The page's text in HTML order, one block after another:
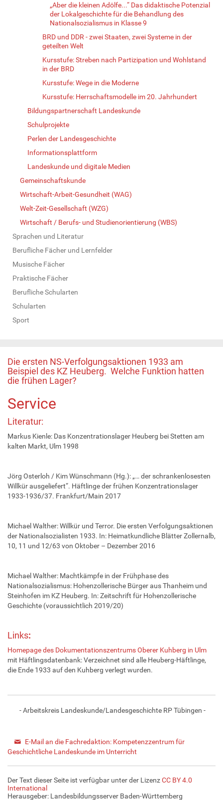
„Aber die kleinen Adölfe...“ Das didaktische Potenzial
der Lokalgeschichte für die Behandlung des
Nationalsozialismus in Klasse 9
BRD und DDR - zwei Staaten, zwei Systeme in der
geteilten Welt
Kursstufe: Streben nach Partizipation und Wohlstand
in der BRD
Kursstufe: Wege in die Moderne
Kursstufe: Herrschaftsmodelle im 20. Jahrhundert
Bildungspartnerschaft Landeskunde
Schulprojekte
Perlen der Landesgeschichte
Informationsplattform
Landeskunde und digitale Medien
Gemeinschaftskunde
Wirtschaft-Arbeit-Gesundheit (WAG)
Welt-Zeit-Gesellschaft (WZG)
Wirtschaft / Berufs- und Studienorientierung (WBS)
Sprachen und Literatur
Berufliche Fächer und Lernfelder
Musische Fächer
Praktische Fächer
Berufliche Schularten
Schularten
Sport
Die ersten NS-Verfolgungsaktionen 1933 am
Beispiel des KZ Heuberg. Welche Funktion hatten
die frühen Lager?
Service
Literatur:
Markus Kienle: Das Konzentrationslager Heuberg bei Stetten am
kalten Markt, Ulm 1998
Jörg Osterloh / Kim Wünschmann (Hg.): „… der schrankenlosesten
Willkür ausgeliefert“. Häftlinge der frühen Konzentrationslager
1933-1936/37. Frankfurt/Main 2017
Michael Walther: Willkür und Terror. Die ersten Verfolgungsaktionen
der Nationalsozialisten 1933. In: Heimatkundliche Blätter Zollernalb,
10, 11 und 12/63 von Oktober – Dezember 2016
Michael Walther: Machtkämpfe in der Frühphase des
Nationalsozialismus: Hohenzollerische Bürger aus Thanheim und
Steinhofen im KZ Heuberg. In: Zeitschrift für Hohenzollerische
Geschichte (voraussichtlich 2019/20)
Links:
Homepage des Dokumentationszentrums Oberer Kuhberg in Ulm
mit Häftlingsdatenbank: Verzeichnet sind alle Heuberg-Häftlinge,
die Ende 1933 auf den Kuhberg verlegt wurden.
- Arbeitskreis Landeskunde/Landesgeschichte RP Tübingen -
E-Mail an die Fachredaktion: Kompetenzzentrum für
Geschichtliche Landeskunde im Unterricht
Der Text dieser Seite ist verfügbar unter der LizenzCC BY 4.0
International
Herausgeber: Landesbildungsserver Baden-Württemberg